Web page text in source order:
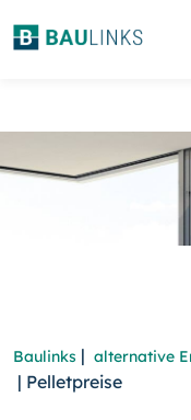
Baulinks | alternative
| Pelletpreise